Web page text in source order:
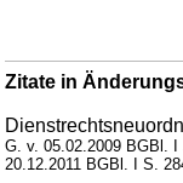
Zitate in
G. v. 05.02.2009 BGBl.
20.12.2011 BGBl. I S.